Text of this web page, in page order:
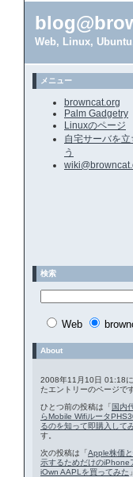
Web, Linux,
メニュー
browncat.org
Palm Gadgetry
Linuxのページ
自宅サーバを立
う
検索
Web
About
2008年11月10日 01:18
たエントリーのページです
ひとつ前の投稿は「国内
らMobile Wifiルータ
るのを知って即購入して
す。
次の投稿は「Apple株価
示するためだけのiPhone
iOwn AAPLを買ってみた